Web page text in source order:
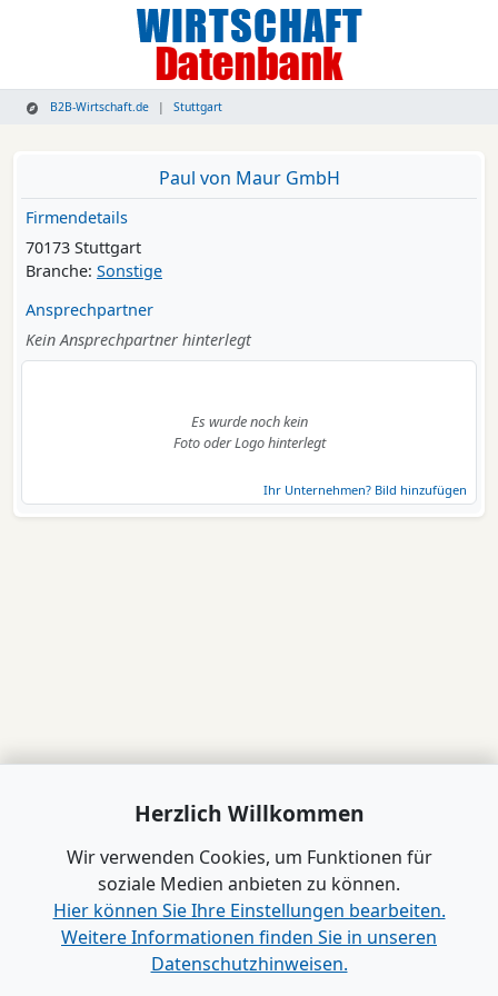
B2B-Wirtschaft.de Stuttgart
Paul von Maur GmbH
Firmendetails
70173 Stuttgart
Branche: Sonstige
Ansprechpartner
Kein Ansprechpartner hinterlegt
Es wurde noch kein
Foto oder Logo hinterlegt
Ihr Unternehmen? Bild hinzufügen
Herzlich Willkommen
Wir verwenden Cookies, um Funktionen für
soziale Medien anbieten zu können.
Hier können Sie Ihre Einstellungen bearbeiten.
Weitere Informationen finden Sie in unseren
Datenschutzhinweisen.